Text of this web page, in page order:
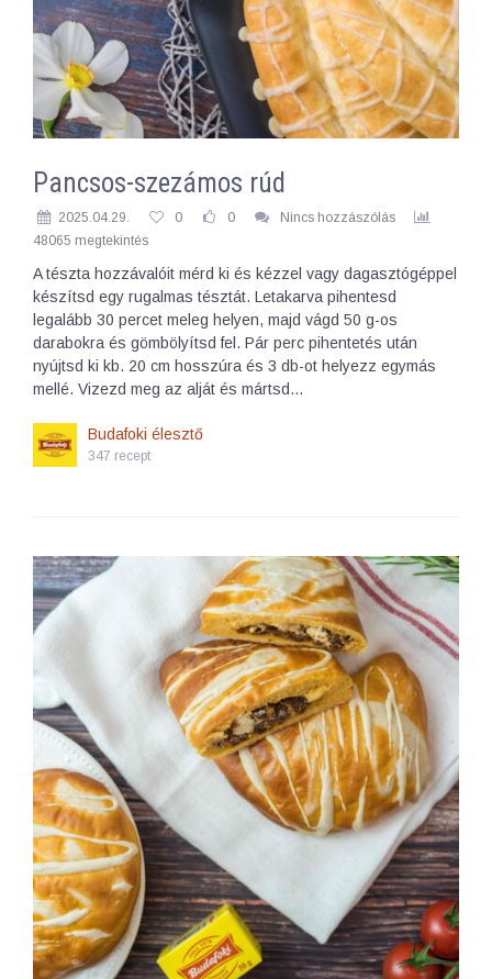
Pancsos-szezámos rúd
2025.04.29. 0 0
Nincs hozzászólás
48065 megtekintés
A tészta hozzávalóit mérd ki és kézzel vagy dagasztógéppel
készítsd egy rugalmas tésztát. Letakarva pihentesd
legalább 30 percet meleg helyen, majd vágd 50 g-os
darabokra és gömbölyítsd fel. Pár perc pihentetés után
nyújtsd ki kb. 20 cm hosszúra és 3 db-ot helyezz egymás
mellé. Vizezd meg az alját és mártsd…
Budafoki élesztő
347 recept